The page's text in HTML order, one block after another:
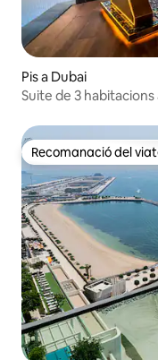
Pis a Dubai
Suite de 3
Recomanació del
Recomanació del